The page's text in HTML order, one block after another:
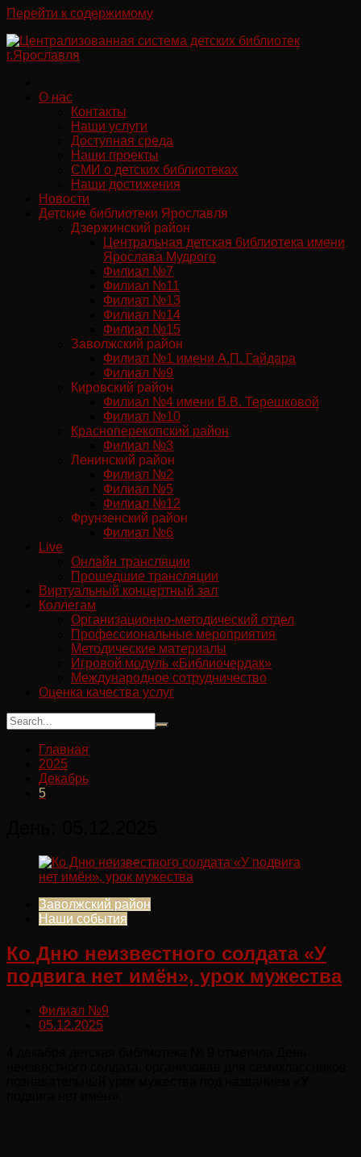
Перейти к содержимому
О нас
Контакты
Наши услуги
Доступная среда
Наши проекты
СМИ о детских библиотеках
Наши достижения
Новости
Детские библиотеки Ярославля
Дзержинский район
Центральная детская библиотека имени
Ярослава Мудрого
Филиал №7
Филиал №11
Филиал №13
Филиал №14
Филиал №15
Заволжский район
Филиал №1 имени А.П. Гайдара
Филиал №9
Кировский район
Филиал №4 имени В.В. Терешковой
Филиал №10
Красноперекопский район
Филиал №3
Ленинский район
Филиал №2
Филиал №5
Филиал №12
Фрунзенский район
Филиал №6
Live
Онлайн трансляции
Прошедшие трансляции
Виртуальный концертный зал
Коллегам
Организационно-методический отдел
Профессиональные мероприятия
Методические материалы
Игровой модуль «Библиочердак»
Международное сотрудничество
Оценка качества услуг
Главная
2025
Декабрь
5
Заволжский район
Наши события
Ко Дню неизвестного солдата «У
подвига нет имён», урок мужества
Филиал №9
05.12.2025